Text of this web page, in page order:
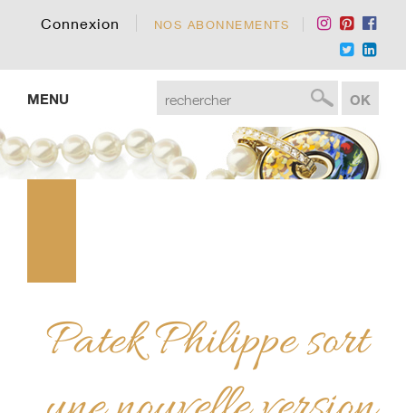
Connexion NOS ABONNEMENTS
MENU
Patek Philippe sort